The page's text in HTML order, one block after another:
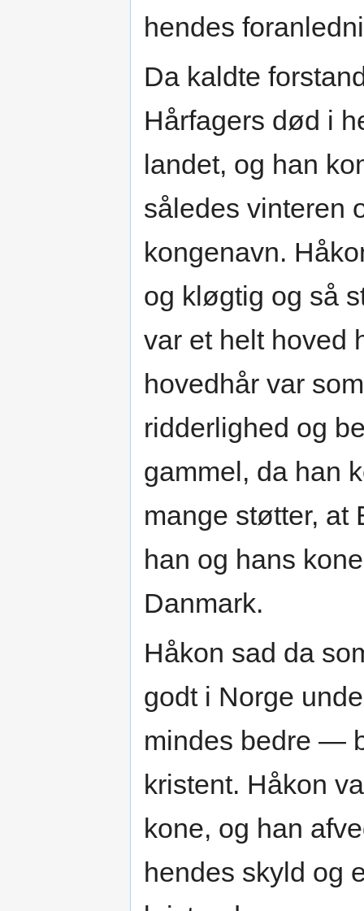
hendes
Da kaldte
Hårfagers død i
landet, og han
således vinteren
kongenavn.
og kløgtig og så
var et helt hoved
hovedhår var
ridderlighed og
gammel, da han
mange støtter, at
han og hans
Danmark.
Håkon sad da
godt i Norge
mindes bedre —
kristent. Håkon
kone, og han
hendes skyld og